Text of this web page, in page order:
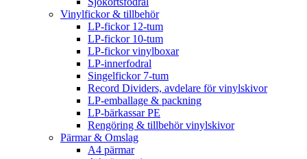
Vinylfickor & tillbehör
LP-fickor 12-tum
LP-fickor 10-tum
LP-fickor vinylboxar
LP-innerfodral
Singelfickor 7-tum
Record Dividers, avdelare för vinylskivor
LP-emballage & packning
LP-bärkassar PE
Rengöring & tillbehör vinylskivor
Pärmar & Omslag
A4 pärmar